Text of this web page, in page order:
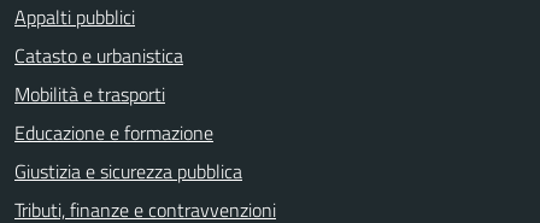
Appalti pubblici
Catasto e urbanistica
Mobilità e trasporti
Educazione e formazione
Giustizia e sicurezza pubblica
Tributi, finanze e contravvenzioni